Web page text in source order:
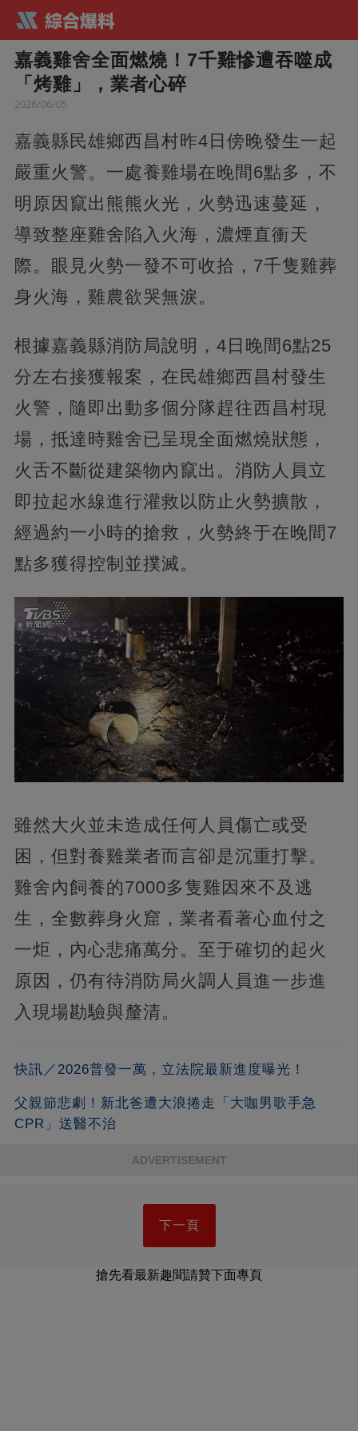
嘉義雞舍全面燃燒！7千雞慘遭吞噬成
「烤雞」，業者心碎
2026/06/05
嘉義縣民雄鄉西昌村昨4日傍晚發生一起
嚴重火警。一處養雞場在晚間6點多，不
明原因竄出熊熊火光，火勢迅速蔓延，
導致整座雞舍陷入火海，濃煙直衝天
際。眼見火勢一發不可收拾，7千隻雞葬
身火海，雞農欲哭無淚。
根據嘉義縣消防局說明，4日晚間6點25
分左右接獲報案，在民雄鄉西昌村發生
火警，隨即出動多個分隊趕往西昌村現
場，抵達時雞舍已呈現全面燃燒狀態，
火舌不斷從建築物內竄出。消防人員立
即拉起水線進行灌救以防止火勢擴散，
經過約一小時的搶救，火勢終于在晚間7
點多獲得控制並撲滅。
雖然大火並未造成任何人員傷亡或受
困，但對養雞業者而言卻是沉重打擊。
雞舍內飼養的7000多隻雞因來不及逃
生，全數葬身火窟，業者看著心血付之
一炬，內心悲痛萬分。至于確切的起火
原因，仍有待消防局火調人員進一步進
入現場勘驗與釐清。
快訊／2026普發一萬，立法院最新進度曝光！
父親節悲劇！新北爸遭大浪捲走「大咖男歌手急
CPR」送醫不治
ADVERTISEMENT
下一頁
搶先看最新趣聞請贊下面專頁